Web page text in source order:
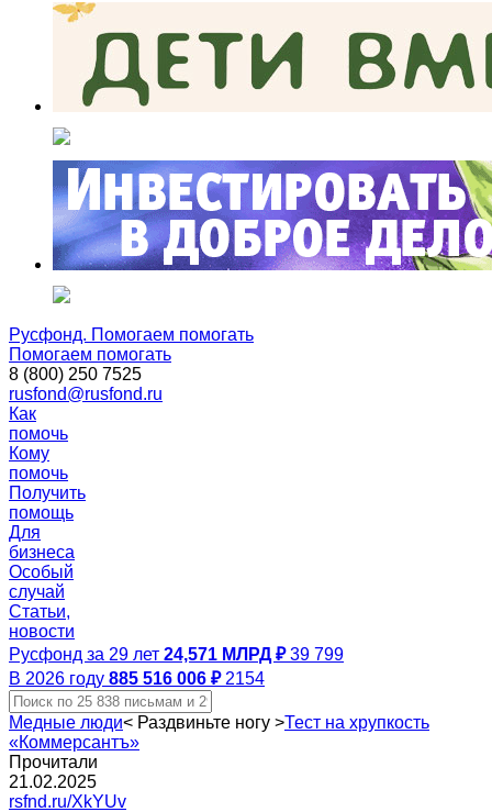
Русфонд. Помогаем помогать
Помогаем помогать
8 (800) 250 7525
rusfond@rusfond.ru
Как
помочь
Кому
помочь
Получить
помощь
Для
бизнеса
Особый
случай
Статьи,
новости
Русфонд за 29 лет 24,571 МЛРД ₽ 39 799
В 2026 году 885 516 006 ₽ 2154
Медные люди< Раздвиньте ногу >Тест на хрупкость
«Коммерсантъ»
Прочитали
21.02.2025
rsfnd.ru/XkYUv